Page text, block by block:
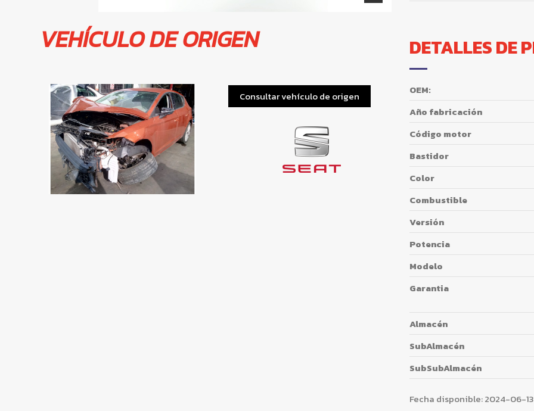
VEHÍCULO DE ORIGEN
Consultar vehículo de origen
DETALLES DE
OEM:
Año fabricación
Código motor
Bastidor
Color
Combustible
Versión
Potencia
Modelo
Garantia
Almacén
SubAlmacén
SubSubAlmacén
Fecha disponible:2024-06-13